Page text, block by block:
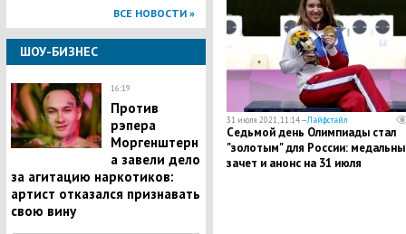
ВСЕ НОВОСТИ »
ШОУ-БИЗНЕС
16:19
Против
рэпера
Моргенштерн
а завели дело
за агитацию наркотиков:
артист отказался признавать
свою вину
31 июля 2021, 11:14 —Лайфстайл
Седьмой день Олимпиады стал
"золотым" для России:
зачет и анонс на 31 июля